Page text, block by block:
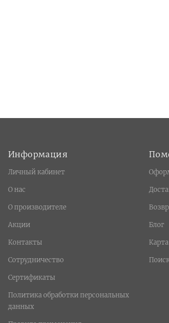
Информация
Личный кабинет
О нас
О производителе
Акции
Контакты
Сотрудничество
Сертификаты
Политика обработки персональных
данных
Блог